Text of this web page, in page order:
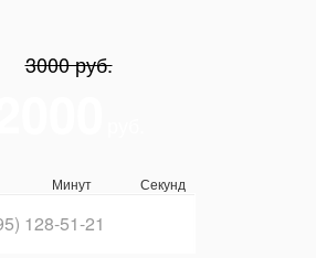
3000 руб.
Минут Секунд